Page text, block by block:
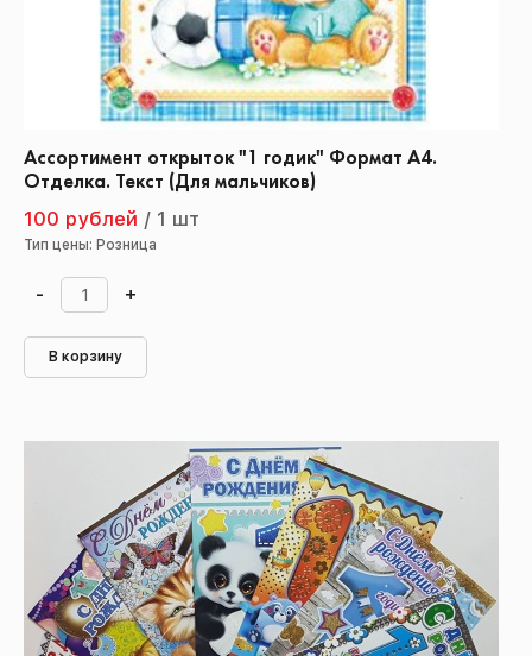
Ассортимент открыток "1 годик" Формат А4.
Отделка. Текст (Для мальчиков)
100 рублей / 1 шт
Тип цены: Розница
- +
В корзину